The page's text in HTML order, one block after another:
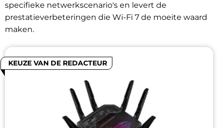
specifieke netwerkscenario's en levert de
prestatieverbeteringen die Wi-Fi 7 de moeite waard
maken.
KEUZE VAN DE REDACTEUR